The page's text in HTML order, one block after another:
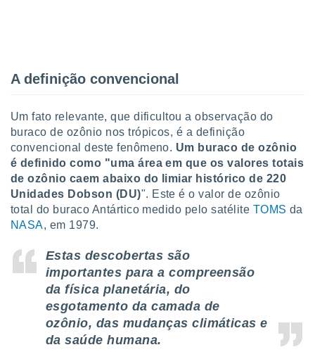
qualquer
o
de
ou aceder
num
A definição convencional
Um fato relevante, que dificultou a observação do
buraco de ozônio nos trópicos, é a definição
convencional deste fenômeno. Um buraco de ozônio
é definido como "uma área em que os valores totais
de ozônio caem abaixo do limiar histórico de 220
Unidades Dobson (DU)". Este é o valor de ozônio
total do buraco Antártico medido pelo satélite TOMS da
NASA, em 1979.
Estas descobertas são
importantes para a compreensão
da física planetária, do
esgotamento da camada de
ozônio, das mudanças climáticas e
da saúde humana.